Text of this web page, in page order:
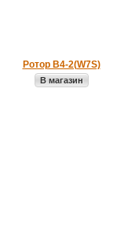
Ротор B4-2(W7S)
В магазин